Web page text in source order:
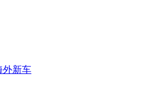
外新车